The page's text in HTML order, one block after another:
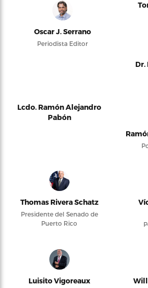
Oscar J. Serrano
Periodista Editor
Dr.
Lcdo. Ramón Alejandro
Pabón
Thomas Rivera Schatz
Presidente del Senado de
Puerto Rico
Luisito Vigoreaux